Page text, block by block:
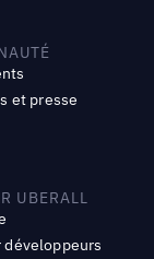
et presse
UBERALL
développeurs